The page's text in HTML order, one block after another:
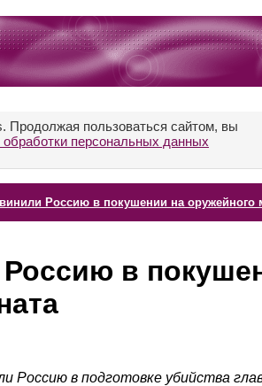
Продолжая пользоваться сайтом, вы
обработки персональных данных
Россию в покушении на оружейного
в
Россию в подготовке убийства